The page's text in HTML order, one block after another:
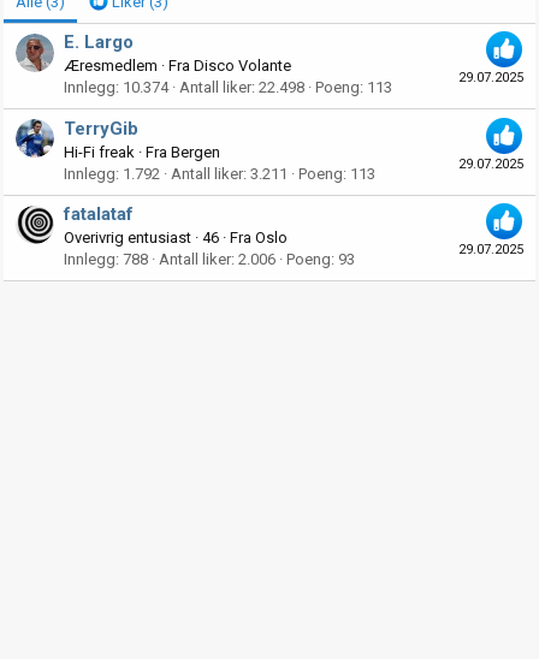
29.07.2025
E. Largo
Æresmedlem · Fra Disco Volante
Innlegg 10.374 Antall liker 22.498 Poeng 113
29.07.2025
TerryGib
Hi-Fi freak · Fra Bergen
Innlegg 1.792 Antall liker 3.211 Poeng 113
29.07.2025
fatalataf
Overivrig entusiast · 46 · Fra Oslo
Innlegg 788 Antall liker 2.006 Poeng 93